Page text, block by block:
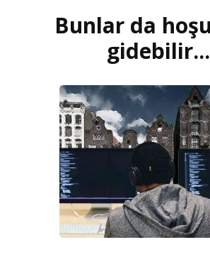
Bunlar da
gidebilir...